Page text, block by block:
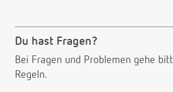
Du hast Fragen?
Bei Fragen und Problemen gehe
Regeln.